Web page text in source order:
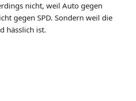
nicht, weil Auto gegen
gegen SPD. Sondern weil die
hässlich ist.